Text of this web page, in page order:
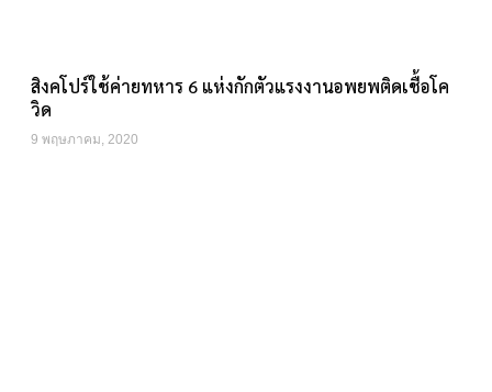
สิงคโปร์ใช้ค่ายทหาร 6 แห่งกักตัวแรงงานอพยพติดเชื้อโค
วิด
9 พฤษภาคม, 2020